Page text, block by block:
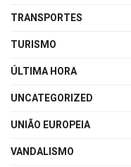
TRANSPORTES
TURISMO
ÚLTIMA HORA
UNCATEGORIZED
UNIÃO EUROPEIA
VANDALISMO